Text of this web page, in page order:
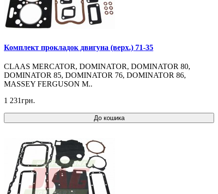
Комплект прокладок двигуна (верх.) 71-35
CLAAS MERCATOR, DOMINATOR, DOMINATOR 80,
DOMINATOR 85, DOMINATOR 76, DOMINATOR 86,
MASSEY FERGUSON M..
1 231грн.
До кошика